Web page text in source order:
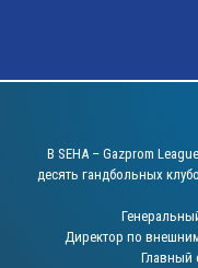
В SEHA – Gazprom
десять гандбольных
Директор по
Главный